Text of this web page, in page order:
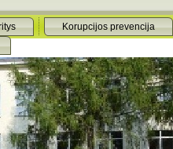
Korupcijos prevencija